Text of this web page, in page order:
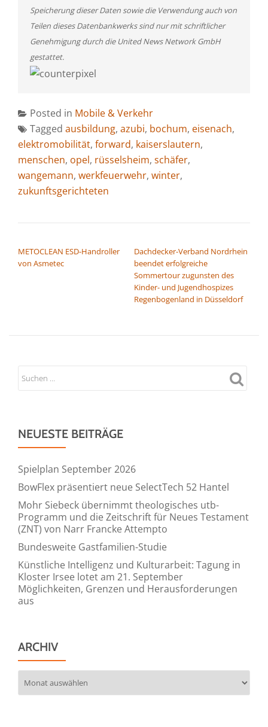
Speicherung dieser Daten sowie die Verwendung auch von
Teilen dieses Datenbankwerks sind nur mit schriftlicher
Genehmigung durch die United News Network GmbH
gestattet.
Posted in Mobile & Verkehr
Tagged ausbildung, azubi, bochum, eisenach,
elektromobilität, forward, kaiserslautern,
menschen, opel, rüsselsheim, schäfer,
wangemann, werkfeuerwehr, winter,
zukunftsgerichteten
METOCLEAN ESD-Handroller
von Asmetec
Dachdecker-Verband Nordrhein
beendet erfolgreiche
Sommertour zugunsten des
Kinder- und Jugendhospizes
Regenbogenland in Düsseldorf
NEUESTE BEITRÄGE
Spielplan September 2026
BowFlex präsentiert neue SelectTech 52 Hantel
Mohr Siebeck übernimmt theologisches utb-
Programm und die Zeitschrift für Neues Testament
(ZNT) von Narr Francke Attempto
Bundesweite Gastfamilien-Studie
Künstliche Intelligenz und Kulturarbeit: Tagung in
Kloster Irsee lotet am 21. September
Möglichkeiten, Grenzen und Herausforderungen
aus
ARCHIV